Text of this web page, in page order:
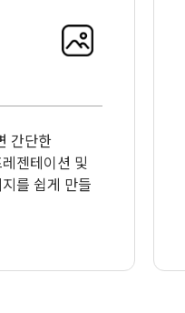
간단한
젠테이션 및
를 쉽게 만들